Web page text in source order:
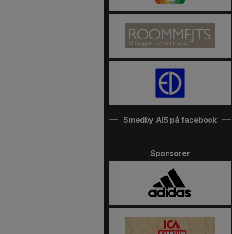
Smedby AIS på facebook
Sponsorer